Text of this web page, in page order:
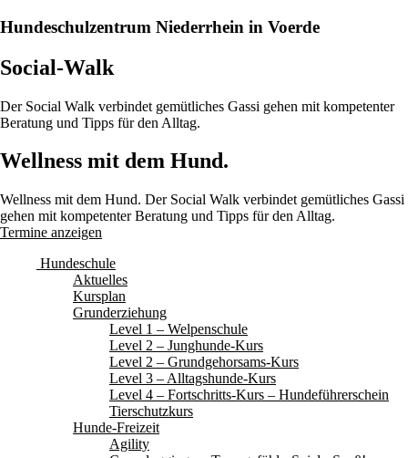
Hundeschulzentrum Niederrhein in Voerde
Social-Walk
Der Social Walk verbindet gemütliches Gassi gehen mit kompetenter
Beratung und Tipps für den Alltag.
Wellness mit dem Hund.
Wellness mit dem Hund. Der Social Walk verbindet gemütliches Gassi
gehen mit kompetenter Beratung und Tipps für den Alltag.
Termine anzeigen
Hundeschule
Aktuelles
Kursplan
Grunderziehung
Level 1 – Welpenschule
Level 2 – Junghunde-Kurs
Level 2 – Grundgehorsams-Kurs
Level 3 – Alltagshunde-Kurs
Level 4 – Fortschritts-Kurs – Hundeführerschein
Tierschutzkurs
Hunde-Freizeit
Agility